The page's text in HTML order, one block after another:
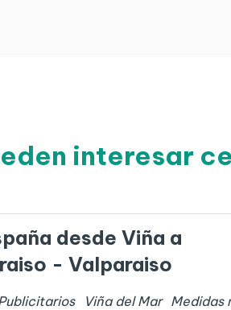
interesar
desde Viña a
- Valparaiso
Viña del Mar Medidas